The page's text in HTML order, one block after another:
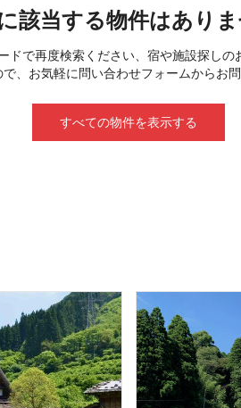
該当する物件はありま
ドで再度検索ください、宿や施設探しの
、お気軽に問い合わせフォームからお問
すべての物件を表示する